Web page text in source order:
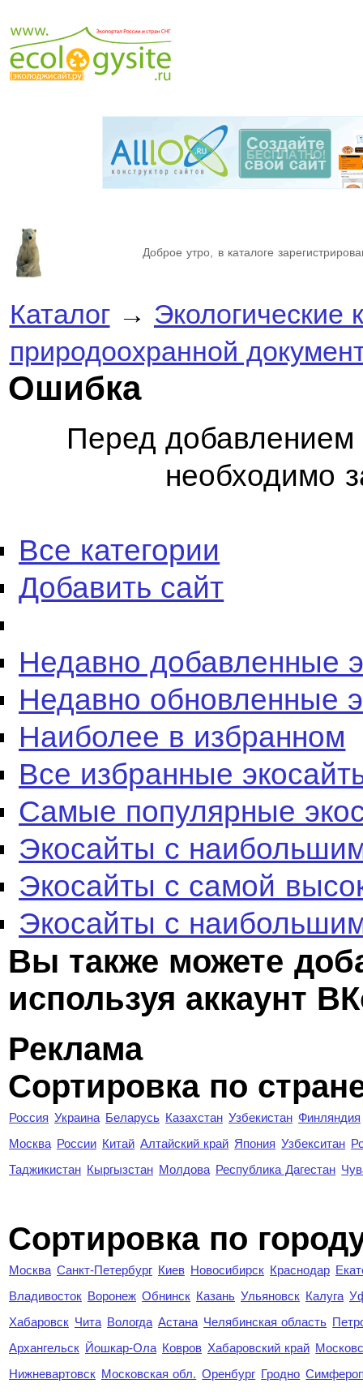
Доброе утро, в каталоге
Каталог→ Экологические
природоохранной
Ошибка
Перед добавлением
необходимо
Все категории
Добавить сайт
Недавно добавленные
Недавно обновленные
Наиболее в избранном
Все избранные
Самые популярные
Экосайты с
Экосайты с самой
Экосайты с
Вы также можете
используя аккаунт
Реклама
Сортировка по
Россия Украина Беларусь Казахстан Узбекистан Финляндия
Москва России Китай Алтайский край Япония Узбекситан
Таджикистан Кыргызстан Молдова Республика Дагестан
Cортировка по
Москва Санкт-Петербург Киев Новосибирск Краснодар
Владивосток Воронеж Обнинск Казань Ульяновск Калуга
Хабаровск Чита Вологда Астана Челябинская область
Архангельск Йошкар-Ола Ковров Хабаровский край
Нижневартовск Московская обл. Оренбург Гродно